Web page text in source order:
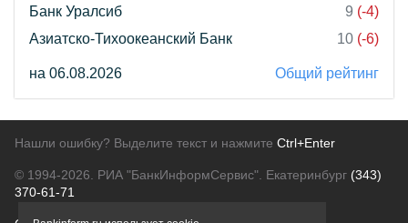
Банк Уралсиб
9 (-4)
Азиатско-Тихоокеанский Банк
10 (-6)
на 06.08.2026 Общий рейтинг
Нашли ошибку? Выделите текст и нажмите Ctrl+Enter
© 1994-2026. РИА "БанкИнформСервис". Екатеринбург (343)
370-61-71